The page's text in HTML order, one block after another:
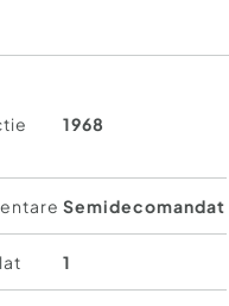
1968
Semidecomandat
1